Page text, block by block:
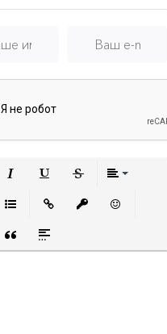
скрытого текста
Вставка цитаты
Вставка спойлера